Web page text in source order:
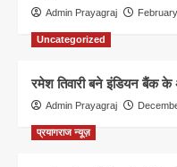
Admin Prayagraj
Uncategorized
रमेश तिवारी बने इंडियन बैंक के
Admin Prayagraj
प्रयागराज न्यूज़